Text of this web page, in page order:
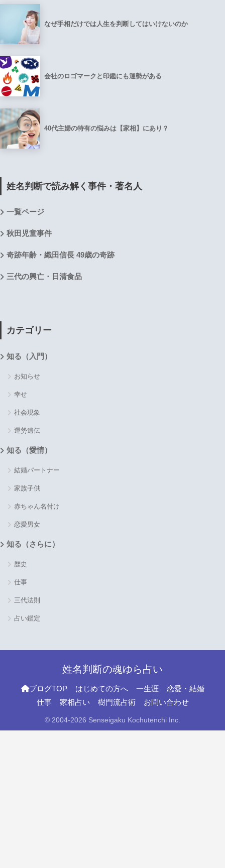
なぜ手相だけでは人生を判断してはいけないのか
会社のロゴマークと印鑑にも運勢がある
40代主婦の特有の悩みは【家相】にあり？
姓名判断で読み解く事件・著名人
一覧ページ
秋田児童事件
奇跡年齢・織田信長 49歳の奇跡
三代の興亡・日清食品
カテゴリー
知る（入門）
お知らせ
幸せ
社会現象
運勢遺伝
知る（愛情）
結婚パートナー
家族子供
赤ちゃん名付け
恋愛男女
知る（さらに）
歴史
仕事
三代法則
占い鑑定
姓名判断の魂ゆら占い
ブログTOP はじめての方へ 一生涯
恋愛・結婚
仕事
家相占い 樹門流占術 お問い合わせ
© 2004-2026 Senseigaku Kochutenchi Inc.